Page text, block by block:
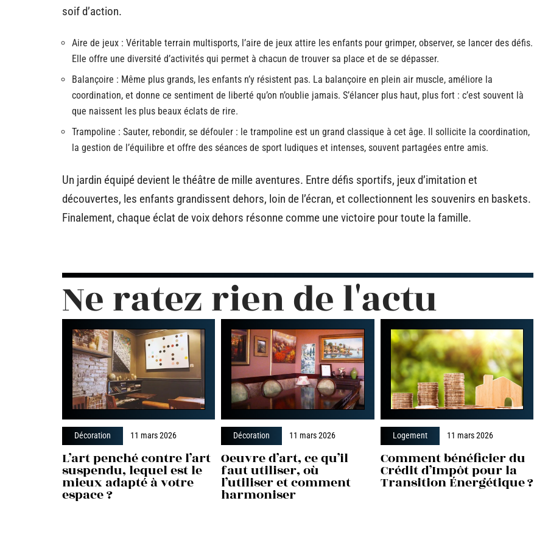
soif d’action.
Aire de jeux : Véritable terrain multisports, l’aire de jeux attire les enfants pour grimper, observer, se lancer des défis.
Elle offre une diversité d’activités qui permet à chacun de trouver sa place et de se dépasser.
Balançoire : Même plus grands, les enfants n’y résistent pas. La balançoire en plein air muscle, améliore la
coordination, et donne ce sentiment de liberté qu’on n’oublie jamais. S’élancer plus haut, plus fort : c’est souvent là
que naissent les plus beaux éclats de rire.
Trampoline : Sauter, rebondir, se défouler : le trampoline est un grand classique à cet âge. Il sollicite la coordination,
la gestion de l’équilibre et offre des séances de sport ludiques et intenses, souvent partagées entre amis.
Un jardin équipé devient le théâtre de mille aventures. Entre défis sportifs, jeux d’imitation et
découvertes, les enfants grandissent dehors, loin de l’écran, et collectionnent les souvenirs en baskets.
Finalement, chaque éclat de voix dehors résonne comme une victoire pour toute la famille.
Ne ratez rien de l'actu
Décoration 11 mars 2026
L’art penché contre l’art
suspendu, lequel est le
mieux adapté à votre
espace ?
Décoration 11 mars 2026
Oeuvre d’art, ce qu’il
faut utiliser, où
l’utiliser et comment
harmoniser
Logement 11 mars 2026
Comment bénéficier du
Crédit d’Impôt pour la
Transition Énergétique ?